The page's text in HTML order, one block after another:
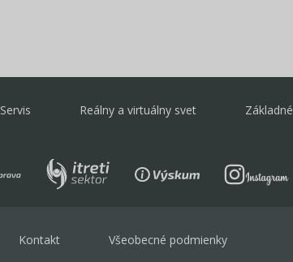
Servis Reálny a virtuálny svet
Kontakt Všeobecné podmienky